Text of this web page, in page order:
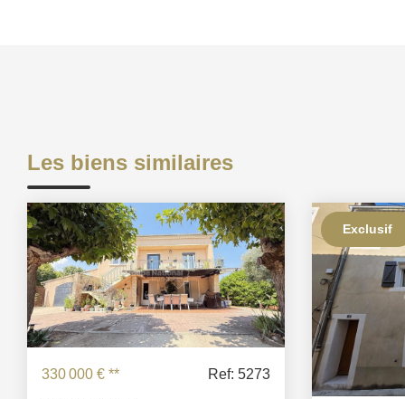
Les biens similaires
330 000 € ** Ref: 5273
Exclusif